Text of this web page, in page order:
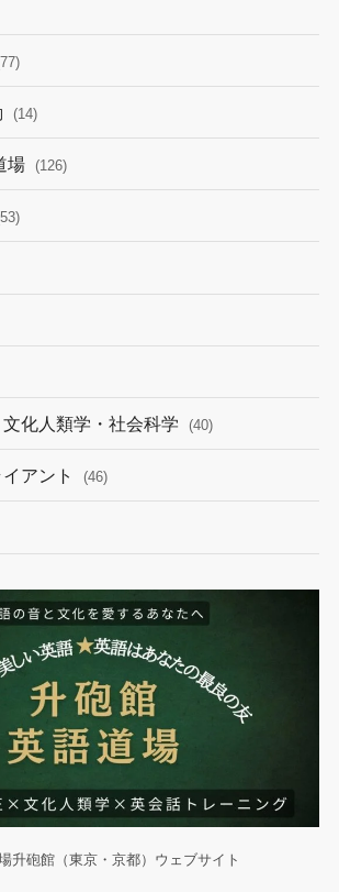
(14)
場 (126)
化人類学・社会科学 (40)
アント (46)
升砲館（東京・京都）ウェブサイト